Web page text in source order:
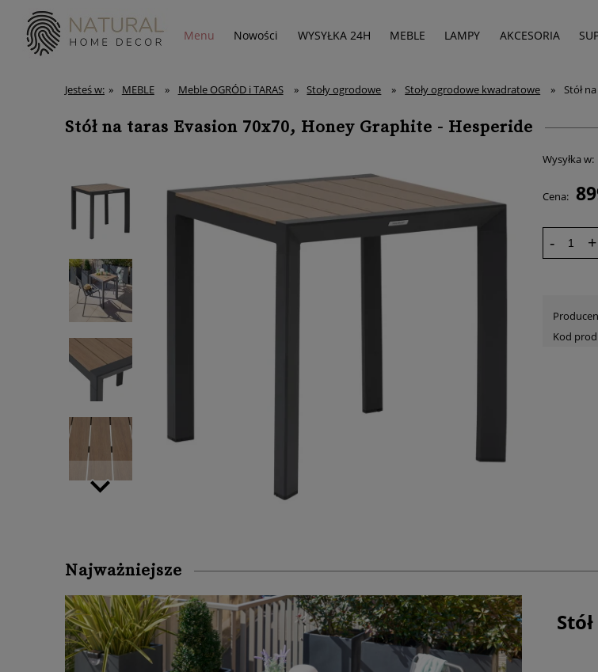
Menu Nowości WYSYŁKA 24H MEBLE LAMPY AKCESORIA
Jesteś w: » MEBLE » Meble OGRÓD i TARAS » Stoły ogrodowe » Stoły ogrodowe kwadratowe » Stół
Stół na taras Evasion 70x70, Honey Graphite - Hesperide
Wysyłka w:
Cena:
- +
Kod
Najważniejsze